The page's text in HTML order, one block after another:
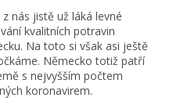
nás jistě už láká levné
kvalitních potravin
Na toto si však asi ještě
Německo totiž patří
s nejvyšším počtem
koronavirem.